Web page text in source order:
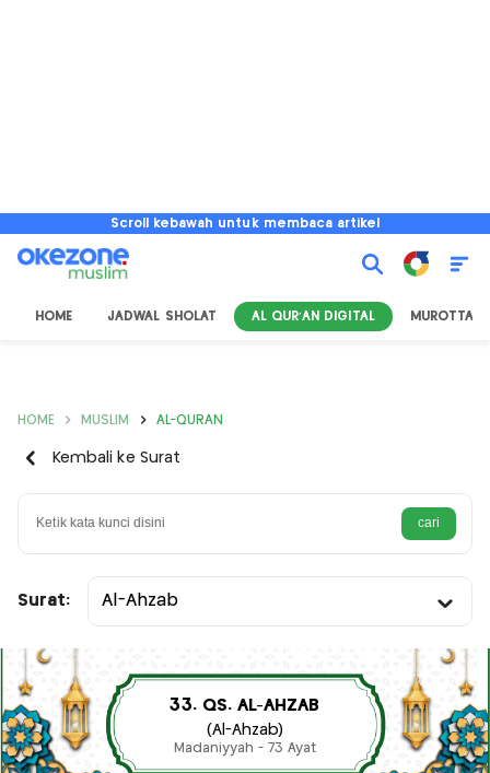
Scroll kebawah untuk membaca artikel
HOME JADWAL SHOLAT AL QUR'AN DIGITAL MUROTTAL
HOME MUSLIM AL-QURAN
Kembali ke Surat
Surat: Al-Ahzab
33. QS. AL-AHZAB
(Al-Ahzab)
Madaniyyah - 73 Ayat